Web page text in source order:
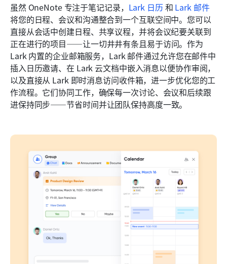
虽然 OneNote 专注于笔记记录， Lark 日历 和 Lark 邮件
将您的日程、会议和沟通整合到一个互联空间中。您可以
直接从会话中创建日程、共享议程，并将会议纪要关联到
正在进行的项目——让一切井井有条且易于访问。作为
Lark 内置的企业邮箱服务，Lark 邮件通过允许您在邮件中
插入日历邀请、在 Lark 云文档中嵌入消息以便协作审阅，
以及直接从 Lark 即时消息访问收件箱，进一步优化您的工
作流程。它们协同工作，确保每一次讨论、会议和后续跟
进保持同步——节省时间并让团队保持高度一致。